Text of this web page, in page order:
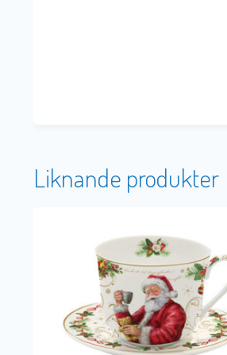
Liknande produkter